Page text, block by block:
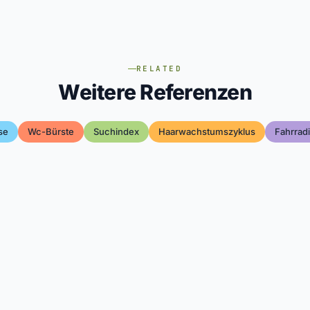
RELATED
Weitere Referenzen
Wc-Bürste Suchindex Haarwachstumszyklus